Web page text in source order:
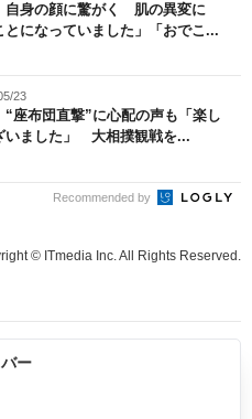
自身の顔に驚がく 肌の異変に
とになっていました」「おでこ...
23
“座布団直撃”に心配の声も「楽し
いました」 大相撲観戦を...
Recommended by
© ITmedia Inc. All Rights Reserved.
ー